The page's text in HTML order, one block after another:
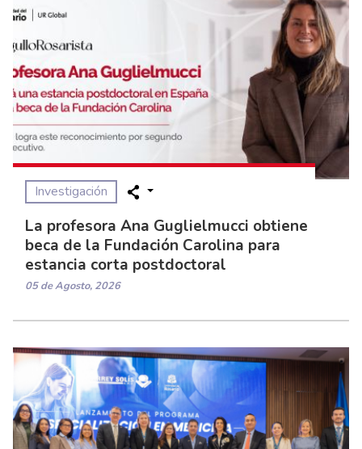
Investigación
La profesora Ana Guglielmucci obtiene
beca de la Fundación Carolina para
estancia corta postdoctoral
05 de Agosto, 2026